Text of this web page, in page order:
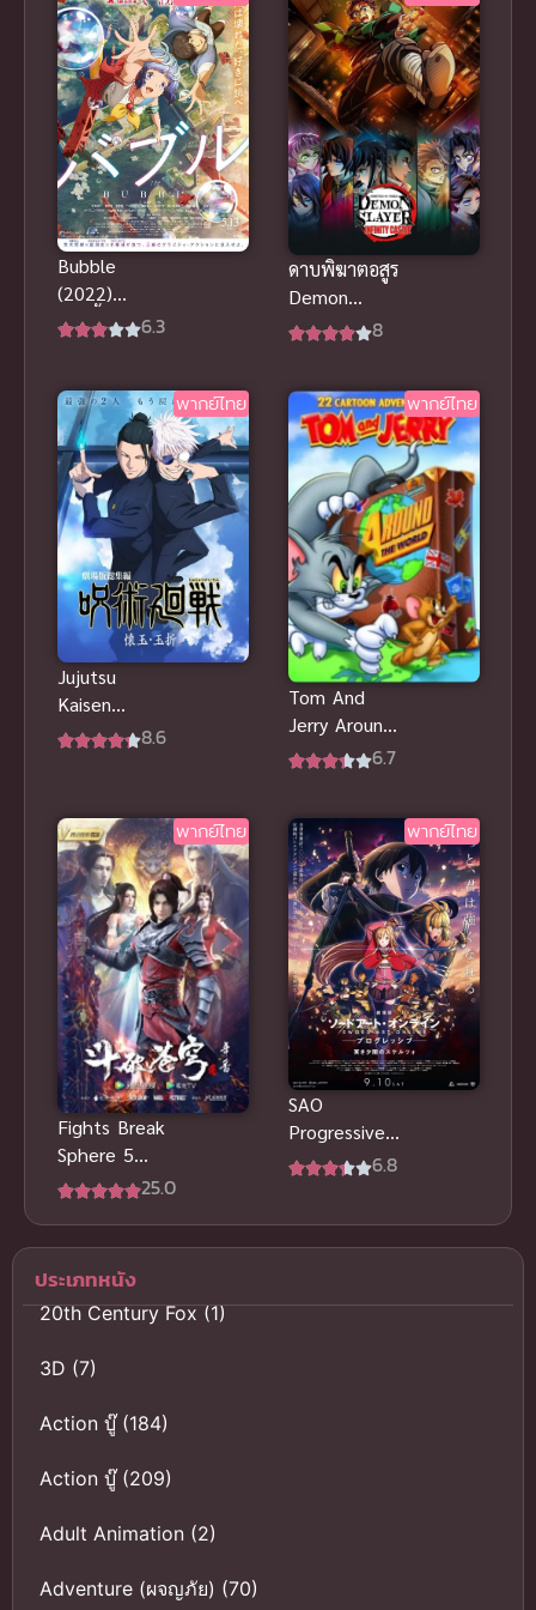
Tsuki ฮีลเลอร์
ที่ถูกเตะออก
จากตี้ แท้จริง
แล้วแกร่งสุด
Bubble
(2022)
บับเบิ้ล พากย์
6.3
ดาบพิฆาตอสูร
Demon
Slayer Infinity
8
พากย์ไทย
Jujutsu
Kaisen
Kaigyoku/Gyo
พากย์ไทย
8.6
พากย์ไทย
Tom And
Jerry Around
The World
วุ่นจุ้นรอบโลก
6.7
พากย์ไทย
Fights Break
Sphere 5
สัประยุทธ์ทะลุ
25.0
พากย์ไทย
SAO
Progressive
Scherzo สแก
พากย์ไทย อนิ
6.8
ประเภทหนัง
20th Century Fox(1)
3D (7)
Action บู๊(184)
Action บู๊(209)
Adult Animation (2)
Adventure (ผจญภัย) (70)